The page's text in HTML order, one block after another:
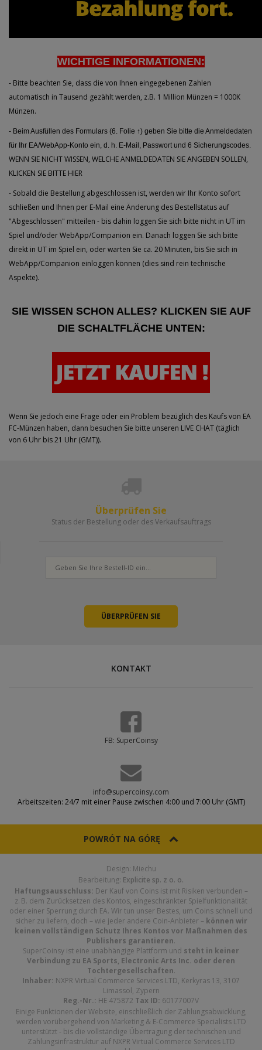
WICHTIGE INFORMATIONEN:
- Bitte beachten Sie, dass die von Ihnen eingegebenen Zahlen
automatisch in Tausend gezählt werden, z.B. 1 Million Münzen = 1000K
Münzen.
- Beim Ausfüllen des Formulars (6. Folie ↑) geben Sie bitte die Anmeldedaten
für Ihr EA/WebApp-Konto ein, d. h. E-Mail, Passwort und 6 Sicherungscodes.
WENN SIE NICHT WISSEN, WELCHE ANMELDEDATEN SIE ANGEBEN SOLLEN,
KLICKEN SIE BITTE HIER
- Sobald die Bestellung abgeschlossen ist, werden wir Ihr Konto sofort
schließen und Ihnen per E-Mail eine Änderung des Bestellstatus auf
"Abgeschlossen" mitteilen - bis dahin loggen Sie sich bitte nicht in UT im
Spiel und/oder WebApp/Companion ein. Danach loggen Sie sich bitte
direkt in UT im Spiel ein, oder warten Sie ca. 20 Minuten, bis Sie sich in
WebApp/Companion einloggen können (dies sind rein technische
Aspekte).
SIE WISSEN SCHON ALLES? KLICKEN SIE AUF
DIE SCHALTFLÄCHE UNTEN:
Wenn Sie jedoch eine Frage oder ein Problem bezüglich des Kaufs von EA
FC-Münzen haben, dann besuchen Sie bitte unseren LIVE CHAT (täglich
von 6 Uhr bis 21 Uhr (GMT)).
Überprüfen Sie
Status der Bestellung oder des Verkaufsauftrags
KONTAKT
FB: SuperCoinsy
info@supercoinsy.com
Arbeitszeiten: 24/7 mit einer Pause zwischen 4:00 und 7:00 Uhr (GMT)
POWRÓT NA GÓRĘ
Design: Miechu
Bearbeitung: Explicite sp. z o. o.
Haftungsausschluss: Der Kauf von Coins ist mit Risiken verbunden –
z. B. dem Zurücksetzen des Kontos, eingeschränkter Spielfunktionalität
oder einer Sperrung durch EA. Wir tun unser Bestes, um Coins schnell und
sicher zu liefern, doch – wie jeder andere Coin-Anbieter – können wir
keinen vollständigen Schutz Ihres Kontos vor Maßnahmen des
Publishers garantieren.
SuperCoinsy ist eine unabhängige Plattform und steht in keiner
Verbindung zu EA Sports, Electronic Arts Inc. oder deren
Tochtergesellschaften.
Inhaber: NXPR Virtual Commerce Services LTD, Kerkyras 13, 3107
Limassol, Zypern
Reg.-Nr.: HE 475872 Tax ID: 60177007V
Einige Funktionen der Website, einschließlich der Zahlungsabwicklung,
werden vorübergehend von Marketing & E-Commerce Specialists LTD
unterstützt - bis die vollständige Übertragung der technischen und
Zahlungsinfrastruktur auf NXPR Virtual Commerce Services LTD